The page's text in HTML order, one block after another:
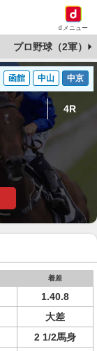
dメニュー
プロ野球（2軍）
函館 中山 中京
4R
着差
1.40.8
大差
2 1/2馬身